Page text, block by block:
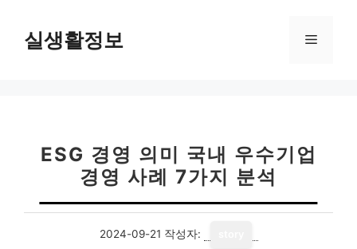
실생활정보 메
ESG 경영 의미 국내 우수기업
경영 사례 7가지 분석
2024-09-21 작성자: